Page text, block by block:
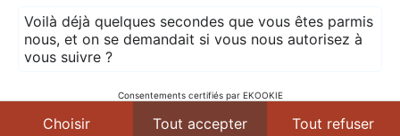
France (EUR €)expand_more
© 2026CRISTAL SOURCES
Modes de paiement
Voilà déjà quelques secondes que vous êtes parmis
nous, et on se demandait si vous nous autorisez à
vous suivre ?
Consentements certifiés par EKOOKIE
Choisir Tout accepter Tout refuser